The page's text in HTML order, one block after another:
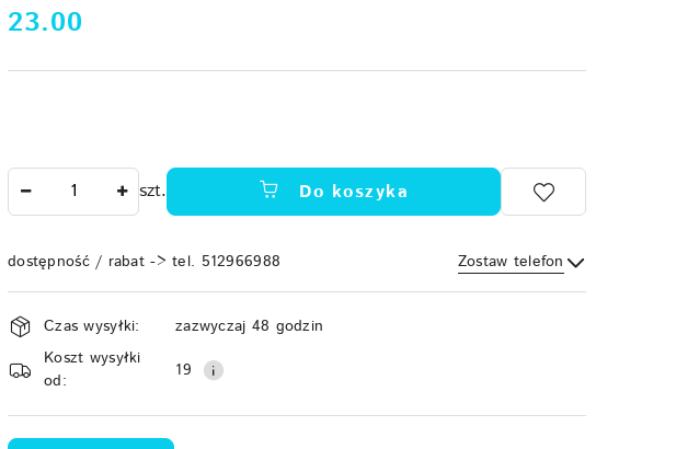
cena:
23.00
szt. Do koszyka
dostępność / rabat -> tel. 512966988 Zostaw telefon
Wyślij
Dostępność
i
dostawa
Czas wysyłki:
zazwyczaj 48 godzin
Koszt wysyłki
od:
19